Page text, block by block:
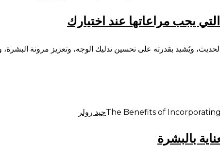
يجب مراعاتها عند اختيارك
ويُشيد بقدرته على تحسين تدليك الوجه، وتعزيز مرونة
جيد رولر
بالبشرة